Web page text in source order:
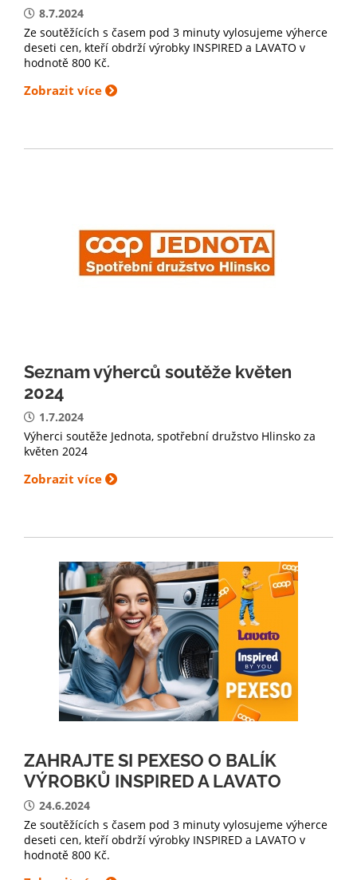
8.7.2024
Ze soutěžících s časem pod 3 minuty vylosujeme výherce
deseti cen, kteří obdrží výrobky INSPIRED a LAVATO v
hodnotě 800 Kč.
Zobrazit více
Seznam výherců soutěže květen
2024
1.7.2024
Výherci soutěže Jednota, spotřební družstvo Hlinsko za
květen 2024
Zobrazit více
ZAHRAJTE SI PEXESO O BALÍK
VÝROBKŮ INSPIRED A LAVATO
24.6.2024
Ze soutěžících s časem pod 3 minuty vylosujeme výherce
deseti cen, kteří obdrží výrobky INSPIRED a LAVATO v
hodnotě 800 Kč.